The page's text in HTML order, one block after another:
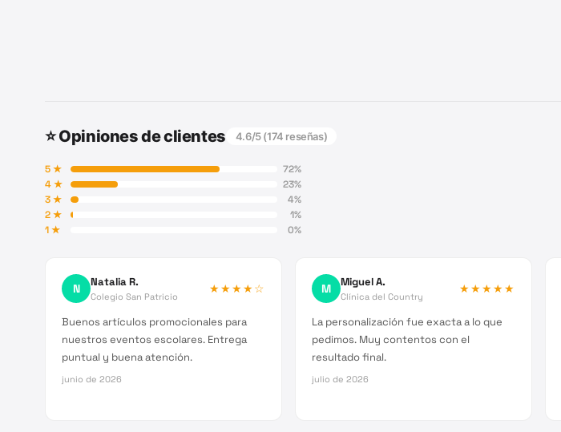
⭐ Opiniones de clientes 4.6/5 (174 reseñas)
5★ 72%
4★ 23%
3★ 4%
2★ 1%
1★ 0%
N Natalia R.
Colegio San Patricio
★★★★☆
Buenos artículos promocionales para
nuestros eventos escolares. Entrega
puntual y buena atención.
junio de 2026
M Miguel A.
Clínica del Country
★★★★★
La personalización fue exacta a lo que
pedimos. Muy contentos con el
resultado final.
julio de 2026